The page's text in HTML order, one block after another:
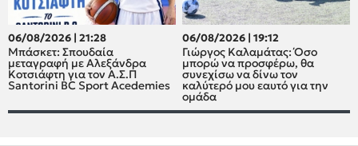
06/08/2026 | 21:28
Μπάσκετ: Σπουδαία
μεταγραφή με Αλεξάνδρα
Κοτσιάφτη για τον A.Σ.Π
Santorini BC Sport Acedemies
06/08/2026 | 19:12
Γιώργος Καλαμάτας: Όσο
μπορώ να προσφέρω, θα
συνεχίσω να δίνω τον
καλύτερό μου εαυτό για την
ομάδα